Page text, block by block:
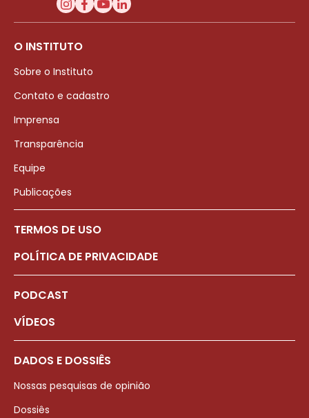
O INSTITUTO
Sobre o Instituto
Contato e cadastro
Imprensa
Transparência
Equipe
Publicações
TERMOS DE USO
POLÍTICA DE PRIVACIDADE
PODCAST
VÍDEOS
DADOS E DOSSIÊS
Nossas pesquisas de opinião
Dossiês